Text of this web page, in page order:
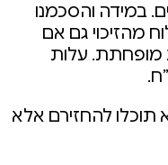
במידה והסכמנו
מהזיכוי גם אם
מופחתת. עלות
להחזירם אלא